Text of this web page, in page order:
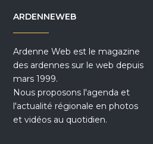
ARDENNEWEB
Ardenne Web est le magazine
des ardennes sur le web depuis
mars 1999.
Nous proposons l'agenda et
l'actualité régionale en photos
et vidéos au quotidien.